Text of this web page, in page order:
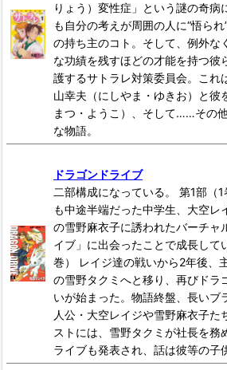
りょう）変性症」という謎の奇病
も自分の考えが周囲の人に“悟ら
の持ち主のコト。そして、例外な
な功績を残すほどの才能を持つ彼
護するサトラレ対策委員会。これ
山幸夫（にしやま・ゆきお）と彼
まつ・ようこ）、そして……その
な物語。
ドラゴンドライブ
二部構成になっている。 第1部（
も中途半端だった中学生、大空レ
の雪野麻衣子に誘われたバーチャ
イブ」に出会ったことで成長して
巻） レイジ達の戦いから2年後、
の雪野タクミへと移り、再びドラ
いが始まった。物語終盤、長いブ
人公・大空レイジや雪野麻衣子た
ストには、雪野タクミが社長を務
ライブも発表され、話は彼等の子